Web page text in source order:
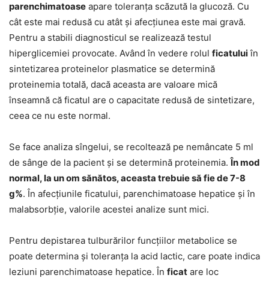
parenchimatoase apare toleranţa scăzută la glucoză. Cu
cât este mai redusă cu atât şi afecţiunea este mai gravă.
Pentru a stabili diagnosticul se realizează testul
hiperglicemiei provocate. Având în vedere rolul ficatuluiîn
sintetizarea proteinelor plasmatice se determină
proteinemia totală, dacă aceasta are valoare mică
înseamnă că ficatul are o capacitate redusă de sintetizare,
ceea ce nu este normal.
Se face analiza sîngelui, se recoltează pe nemâncate 5 ml
de sânge de la pacient şi se determină proteinemia.În mod
normal, la un om sănătos, aceasta trebuie să fie de 7-8
g%. În afecţiunile ficatului, parenchimatoase hepatice şi în
malabsorbţie, valorile acestei analize sunt mici.
Pentru depistarea tulburărilor funcţiilor metabolice se
poate determina şi toleranţa la acid lactic, care poate indica
leziuni parenchimatoase hepatice. În ficat are loc